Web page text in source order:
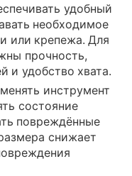
удобный
необходимое
или крепежа. Для
прочность,
и удобство хвата.
инструмент
состояние
повреждённые
снижает